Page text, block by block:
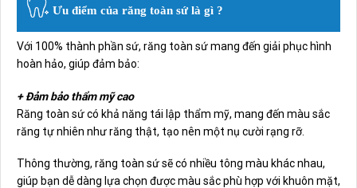
Ưu điểm của răng toàn sứ là gì ?
Với 100% thành phần sứ, răng toàn sứ mang đến giải phục hình
hoàn hảo, giúp đảm bảo:
+ Đảm bảo thẩm mỹ cao
Răng toàn sứcó khả năng tái lập thẩm mỹ, mang đến màu sắc
răng tự nhiên như răng thật, tạo nên một nụ cười rạng rỡ.
Thông thường, răng toàn sứ sẽ có nhiều tông màu khác nhau,
giúp bạn dễ dàng lựa chọn được màu sắc phù hợp với khuôn mặt,